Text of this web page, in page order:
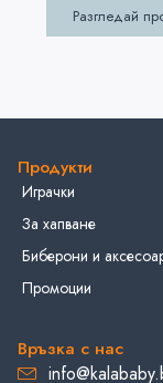
Разгледай
Продукти
Играчки
За хапване
Биберони и
Промоции
Връзка с нас